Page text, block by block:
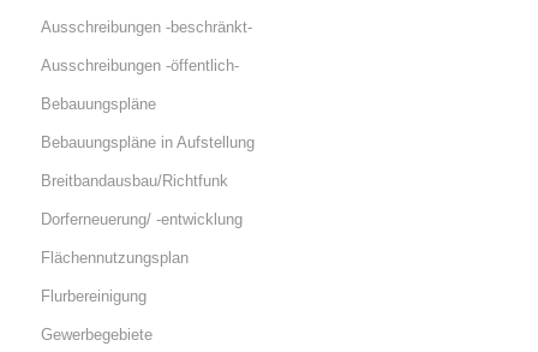
Ausschreibungen -beschränkt-
Ausschreibungen -öffentlich-
Bebauungspläne
Bebauungspläne in Aufstellung
Breitbandausbau/Richtfunk
Dorferneuerung/ -entwicklung
Flächennutzungsplan
Flurbereinigung
Gewerbegebiete